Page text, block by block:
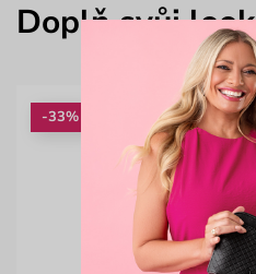
Doplň svůj look
-33%